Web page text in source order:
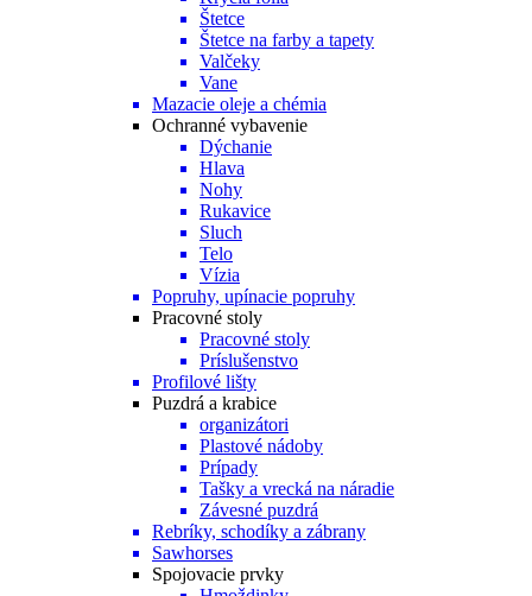
Štetce
Štetce na farby a tapety
Valčeky
Vane
Mazacie oleje a chémia
Ochranné vybavenie
Dýchanie
Hlava
Nohy
Rukavice
Sluch
Telo
Vízia
Popruhy, upínacie popruhy
Pracovné stoly
Pracovné stoly
Príslušenstvo
Profilové lišty
Puzdrá a krabice
organizátori
Plastové nádoby
Prípady
Tašky a vrecká na náradie
Závesné puzdrá
Rebríky, schodíky a zábrany
Sawhorses
Spojovacie prvky